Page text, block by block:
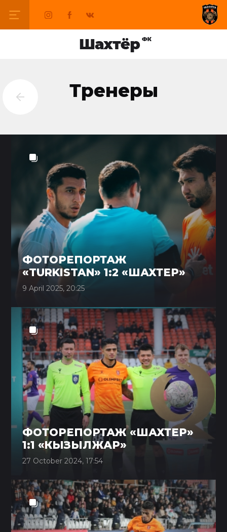
Тренеры
ФОТОРЕПОРТАЖ
«TURKISTAN» 1:2 «ШАХТЕР»
9 April 2025, 20:25
ФОТОРЕПОРТАЖ «ШАХТЕР»
1:1 «КЫЗЫЛЖАР»
27 October 2024, 17:54